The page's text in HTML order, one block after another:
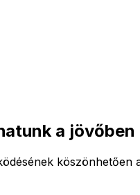
a jövőben